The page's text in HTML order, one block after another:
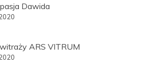
Dawida
ARS VITRUM